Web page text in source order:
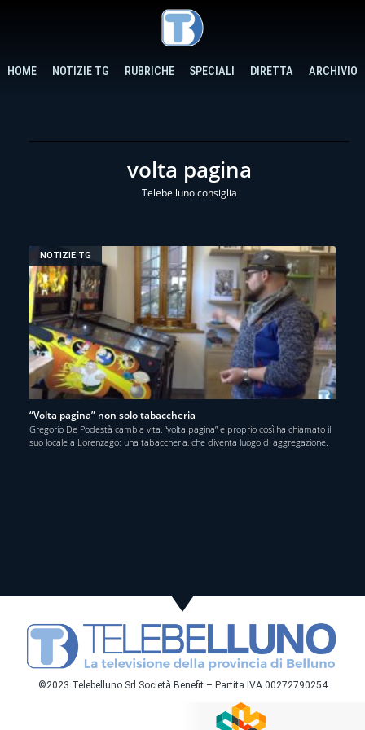
HOME NOTIZIE TG RUBRICHE SPECIALI DIRETTA ARCHIVIO
volta pagina
Telebelluno consiglia
NOTIZIE TG
“Volta pagina” non solo tabaccheria
Gregorio De Podestà cambia vita, “volta pagina” e proprio così ha chiamato il
suo locale a Lorenzago; una tabaccheria, che diventa luogo di aggregazione.
©2023 Telebelluno Srl Società Benefit – Partita IVA 00272790254